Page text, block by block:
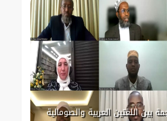
بين اللغتين العربية والصومالية